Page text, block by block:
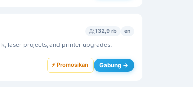
132,9 rb en
laser projects, and printer upgrades.
⚡ Promosikan Gabung →